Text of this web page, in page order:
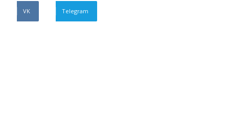
VK Telegram